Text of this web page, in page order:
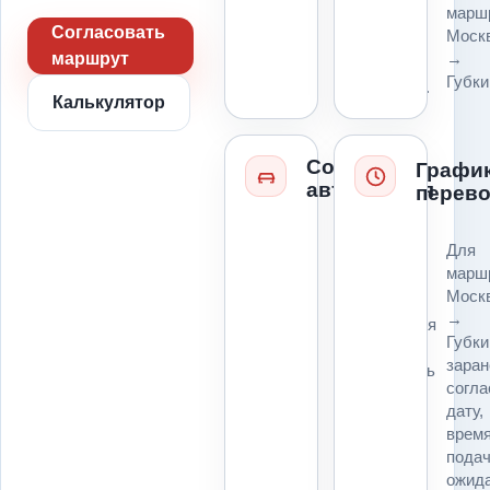
Согласовать
маршрут
Калькулятор
платформы.
→
Состояние
автомобиля
повреждения
возможность
Для
→
дату,